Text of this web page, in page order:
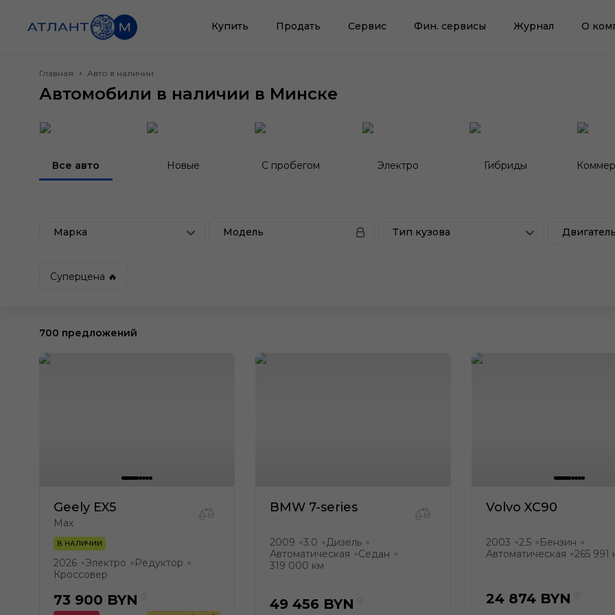
Купить Продать Сервис Фин. сервисы Журнал О
Главная Авто в наличии
Автомобили в наличии в Минске
Все авто Новые С пробегом Электро Гибриды
Марка Модель Тип кузова
Суперцена 🔥
700 предложений
Geely EX5
Max
В НАЛИЧИИ
2026 ●Электро ● Редуктор ●
Кроссовер
73 900 BYN
BMW 7-series
2009 ●3.0 ●Дизель ●
Автоматическая ●Седан ●
319 000 км
49 456 BYN
Volvo XC90
2003 ●2.5 ● Бензин ●
Автоматическая ●265 991
24 874 BYN